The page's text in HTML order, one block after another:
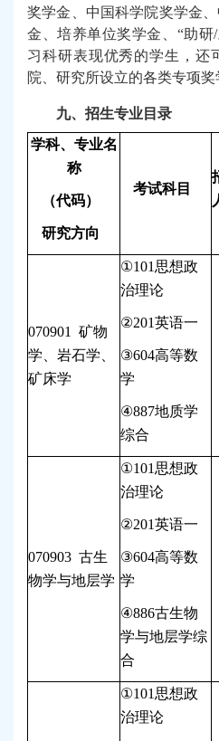
奖学金、中国科学院奖学金
金、培养单位奖学金、“助研/
习科研表现优秀的学生，还
院、研究所设立的各类专项奖
九、招生专业目录
学科、专业名
称
（代码）
研究方向
考试科目
070901 矿物
学、岩石学、
矿床学
①101 思想政
治理论
②201英语一
③604高等数
学
④887地质学
综合
070903 古生
物学与地层学
①101 思想政
治理论
②201英语一
③604高等数
学
④886古生物
学与地层学综
合
①101 思想政
治理论